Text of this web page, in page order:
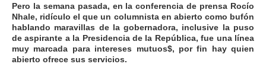
Pero la semana pasada, en la conferencia de prensa Rocío
Nhale, ridículo el que un columnista en abierto como bufón
hablando maravillas de la gobernadora, inclusive la puso
de aspirante a la Presidencia de la República, fue una línea
muy marcada para intereses mutuos$, por fin hay quien
abierto ofrece sus servicios.